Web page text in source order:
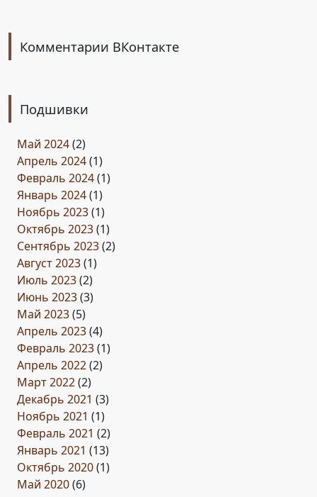
Комментарии ВКонтакте
Подшивки
Май 2024(2)
Апрель 2024(1)
Февраль 2024(1)
Январь 2024(1)
Ноябрь 2023(1)
Октябрь 2023(1)
Сентябрь 2023(2)
Август 2023(1)
Июль 2023(2)
Июнь 2023(3)
Май 2023(5)
Апрель 2023(4)
Февраль 2023(1)
Апрель 2022(2)
Март 2022(2)
Декабрь 2021 (3)
Ноябрь 2021 (1)
Февраль 2021 (2)
Январь 2021 (13)
Октябрь 2020(1)
Май 2020(6)